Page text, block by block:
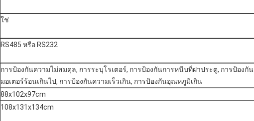
ใช่
RS485 หรือ RS232
การป้องกันความไม่สมดุล, การระบุโรเตอร์, การป้องกันการหนีบที่ฝาประตู, การป้องกัน
มอเตอร์ร้อนเกินไป, การป้องกันความเร็วเกิน, การป้องกันอุณหภูมิเกิน
88x102x97cm
108x131x134cm